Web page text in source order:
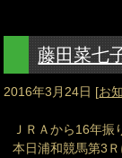
藤田菜七
2016年3月24日 [お
ＪＲＡから16年
本日浦和競馬第3